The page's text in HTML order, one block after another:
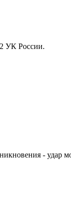
УК России.
- удар